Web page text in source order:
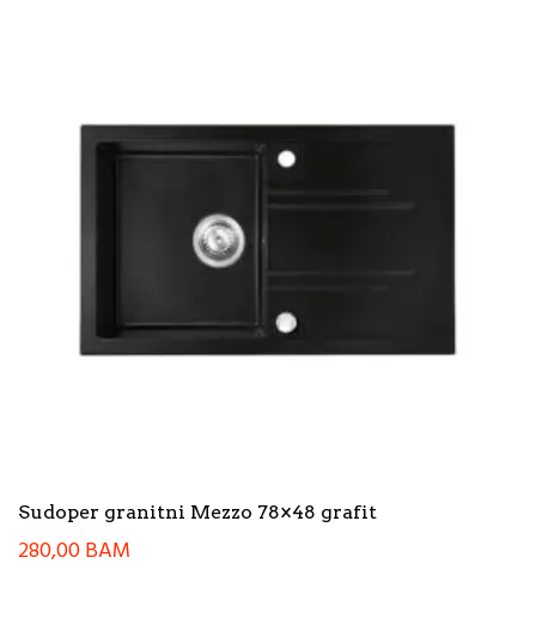
Sudoper granitni Mezzo 78×48 grafit
280,00BAM